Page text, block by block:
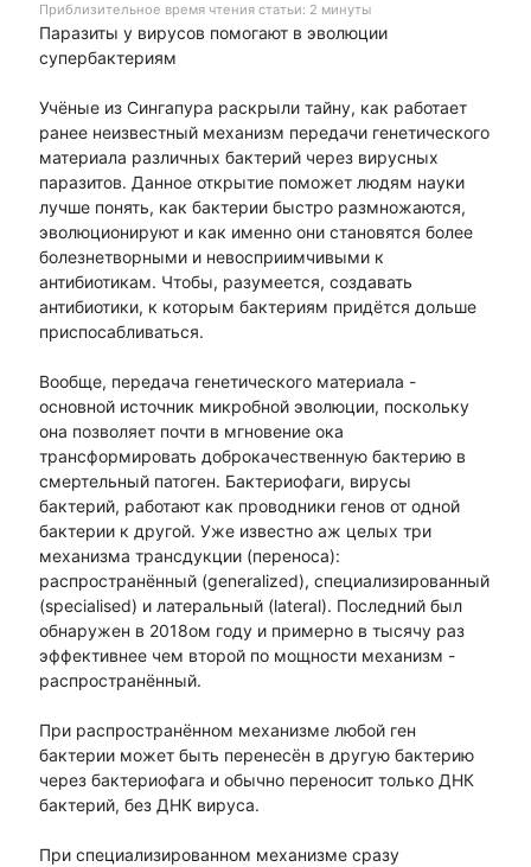
Приблизительное время чтения статьи: 2 минуты
Паразиты у вирусов помогают в эволюции
супербактериям
Учёные из Сингапура раскрыли тайну, как работает
ранее неизвестный механизм передачи генетического
материала различных бактерий через вирусных
паразитов. Данное открытие поможет людям науки
лучше понять, как бактерии быстро размножаются,
эволюционируют и как именно они становятся более
болезнетворными и невосприимчивыми к
антибиотикам. Чтобы, разумеется, создавать
антибиотики, к которым бактериям придётся дольше
приспосабливаться.
Вообще, передача генетического материала -
основной источник микробной эволюции, поскольку
она позволяет почти в мгновение ока
трансформировать доброкачественную бактерию в
смертельный патоген. Бактериофаги, вирусы
бактерий, работают как проводники генов от одной
бактерии к другой. Уже известно аж целых три
механизма трансдукции (переноса):
распространённый (generalized), специализированный
(specialised) и латеральный (lateral). Последний был
обнаружен в 2018ом году и примерно в тысячу раз
эффективнее чем второй по мощности механизм -
распространённый.
При распространённом механизме любой ген
бактерии может быть перенесён в другую бактерию
через бактериофага и обычно переносит только ДНК
бактерий, без ДНК вируса.
При специализированном механизме сразу